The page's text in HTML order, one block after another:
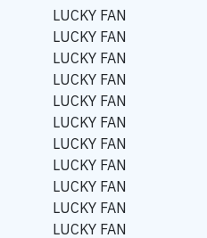
LUCKY FAN
LUCKY FAN
LUCKY FAN
LUCKY FAN
LUCKY FAN
LUCKY FAN
LUCKY FAN
LUCKY FAN
LUCKY FAN
LUCKY FAN
LUCKY FAN